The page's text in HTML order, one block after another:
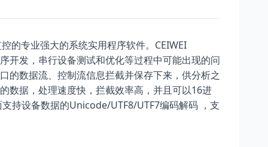
的专业强大的系统实用程序软件。 CEIWEI
开发，串行设备测试和优化等过程中可能出现的问
的数据流、控制流信息拦截并保存下来，供分析之
数据，处理速度快，拦截效率高，并且可以16进
持设备数据的Unicode/UTF8/UTF7编码解码 ，支